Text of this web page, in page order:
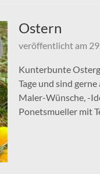
Ostern
veröffentlicht am
Kunterbunte
Tage und sind
Maler-Wünsche, -
Ponetsmueller mit